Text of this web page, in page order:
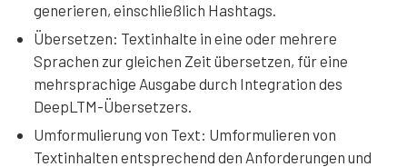
generieren, einschließlich Hashtags.
Übersetzen: Textinhalte in eine oder mehrere
Sprachen zur gleichen Zeit übersetzen, für eine
mehrsprachige Ausgabe durch Integration des
DeepLTM-Übersetzers.
Umformulierung von Text: Umformulieren von
Textinhalten entsprechend den Anforderungen und